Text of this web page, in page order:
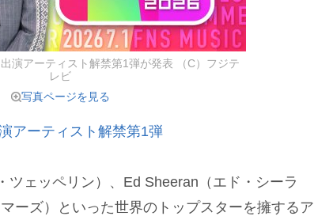
演アーティスト解禁第1弾が発表 （C）フジテ
レビ
写真ページを見る
アーティスト解禁第1弾
ェッペリン）、Ed Sheeran（エド・シーラ
ーズ）といった世界のトップスターを擁するア